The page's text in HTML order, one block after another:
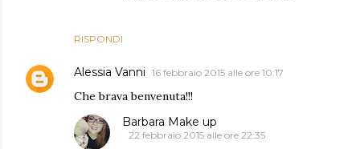
RISPONDI
Alessia Vanni 16 febbraio 2015 alle ore 10:17
Che brava benvenuta!!!
Barbara Make up
22 febbraio 2015 alle ore 22:35